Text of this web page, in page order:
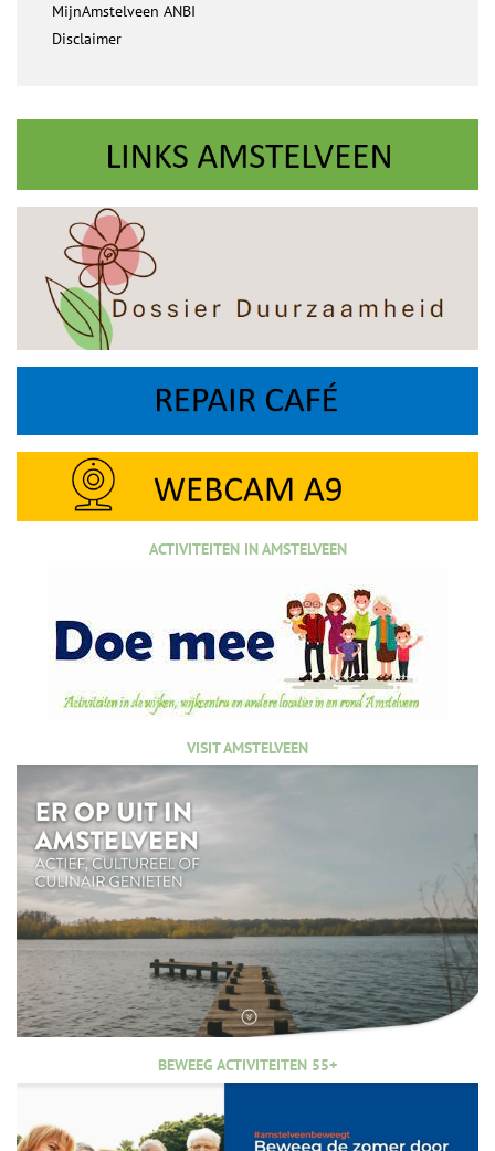
MijnAmstelveen ANBI
Disclaimer
ACTIVITEITEN IN AMSTELVEEN
VISIT AMSTELVEEN
BEWEEG ACTIVITEITEN 55+